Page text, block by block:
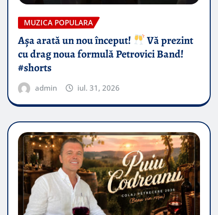
MUZICA POPULARA
Așa arată un nou început!
Vă prezint
cu drag noua formulă Petrovici Band!
#shorts
admin iul. 31, 2026